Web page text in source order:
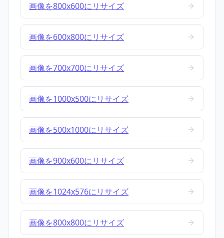
画像を800x600にリサイズ
画像を600x800にリサイズ
画像を700x700にリサイズ
画像を1000x500にリサイズ
画像を500x1000にリサイズ
画像を900x600にリサイズ
画像を1024x576にリサイズ
画像を800x800にリサイズ